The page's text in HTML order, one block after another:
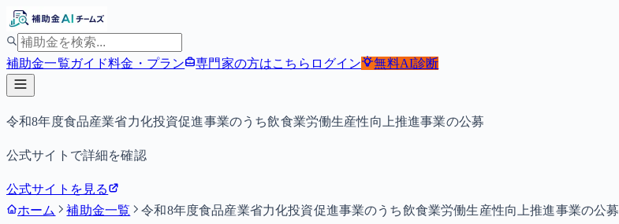
補助金一覧ガイド料金・プラン 専門家の方はこちら ログイン 無料AI診断
令和8年度食品産業省力化投資促進事業のうち飲食業労働生産性向上推進事業の公募
公式サイトで詳細を確認
公式サイトを見る
ホーム
補助金一覧
令和8年度食品産業省力化投資促進事業のうち飲食業労働生産性向上推進事業の公募